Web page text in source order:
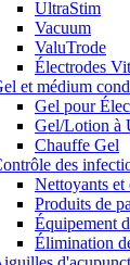
UltraStim
Vacuum
ValuTrode
Électrodes
et médium
Gel pour
Gel/Lotion à
Chauffe Gel
des
Nettoyants et
Produits de
Équipement
Élimination